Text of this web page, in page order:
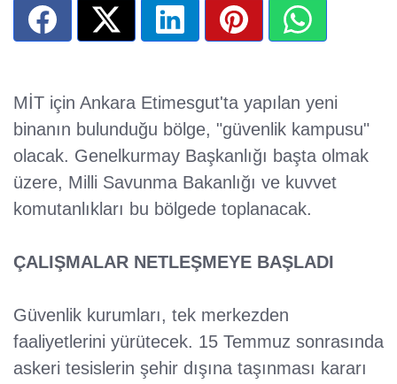
MİT için Ankara Etimesgut'ta yapılan yeni
binanın bulunduğu bölge, "güvenlik kampusu"
olacak. Genelkurmay Başkanlığı başta olmak
üzere, Milli Savunma Bakanlığı ve kuvvet
komutanlıkları bu bölgede toplanacak.
ÇALIŞMALAR NETLEŞMEYE BAŞLADI
Güvenlik kurumları, tek merkezden
faaliyetlerini yürütecek. 15 Temmuz sonrasında
askeri tesislerin şehir dışına taşınması kararı